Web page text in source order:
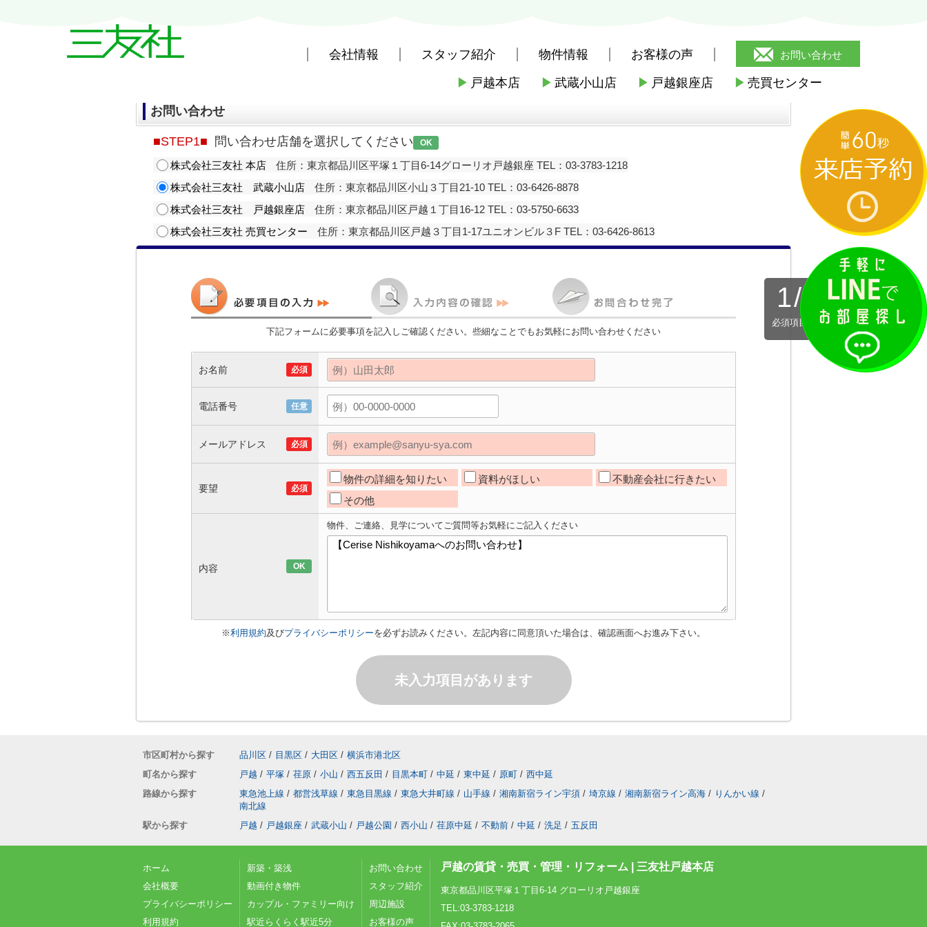
会社情報 スタッフ紹介 物件情報 お客様の声 お問い合わせ
▶ 戸越本店 ▶ 武蔵小山店 ▶ 戸越銀座店 ▶ 売買センター
お問い合わせ
■STEP1■ 問い合わせ店舗を選択してください OK
株式会社三友社 本店
住所：東京都品川区平塚１丁目6-14グローリオ戸越銀座 TEL：03-3783-1218
株式会社三友社 武蔵小山店
住所：東京都品川区小山３丁目21-10 TEL：03-6426-8878
株式会社三友社 戸越銀座店
住所：東京都品川区戸越１丁目16-12 TEL：03-5750-6633
株式会社三友社 売買センター
住所：東京都品川区戸越３丁目1-17ユニオンビル３F TEL：03-6426-8613
1/4
必須項目完了
下記フォームに必要事項を記入しご確認ください。些細なことでもお気軽にお問い合わせください
お名前 必須
電話番号 任意
メールアドレス 必須
要望 必須
物件の詳細を知りたい 資料がほしい
不動産会社に行きたい
その他
内容 OK
物件、ご連絡、見学についてご質問等お気軽にご記入ください
※利用規約及びプライバシーポリシーを必ずお読みください。左記内容に同意頂いた場合は、確認画面へお進み下さい。
未入力項目があります
市区町村から探す 品川区 / 目黒区 / 大田区 / 横浜市港北区
町名から探す
戸越 / 平塚 / 荏原 / 小山 / 西五反田 / 目黒本町 / 中延 / 東中延 / 原町 / 西中延
路線から探す
東急池上線 / 都営浅草線 / 東急目黒線 / 東急大井町線 / 山手線 / 湘南新宿ライン宇須 / 埼京線 / 湘南新宿ライン高海 / りんかい線 /
南北線
駅から探す
戸越 / 戸越銀座 / 武蔵小山 / 戸越公園 / 西小山 / 荏原中延 / 不動前 / 中延 / 洗足 / 五反田
ホーム
会社概要
プライバシーポリシー
利用規約
新築・築浅
動画付き物件
カップル・ファミリー向け
駅近らくらく駅近5分
お問い合わせ
スタッフ紹介
周辺施設
お客様の声
戸越の賃貸・売買・管理・リフォーム | 三友社戸越本店
東京都品川区平塚１丁目6-14 グローリオ戸越銀座
TEL:03-3783-1218